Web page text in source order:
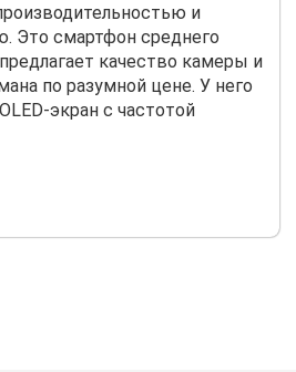
и
Это смартфон среднего
качество камеры и
по разумной цене. У него
экран с частотой